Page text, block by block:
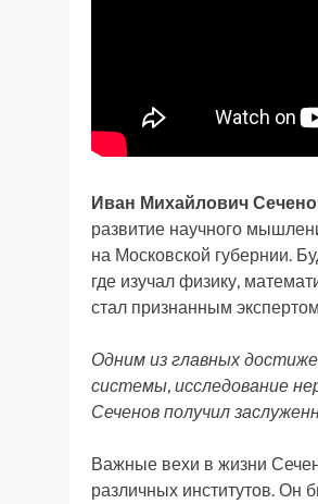
Иван Михайлович
развитие научного
на Московской губернии.
где изучал физику,
стал признанным
Одним из главных
системы, исследование
Сеченов получил
Важные вехи в жизни
различных институтов. Он